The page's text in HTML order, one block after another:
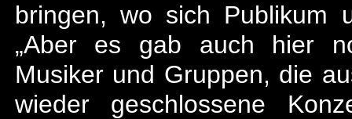
bringen, wo sich Publikum
„Aber es gab auch hier
Musiker und Gruppen, die
wieder geschlossene